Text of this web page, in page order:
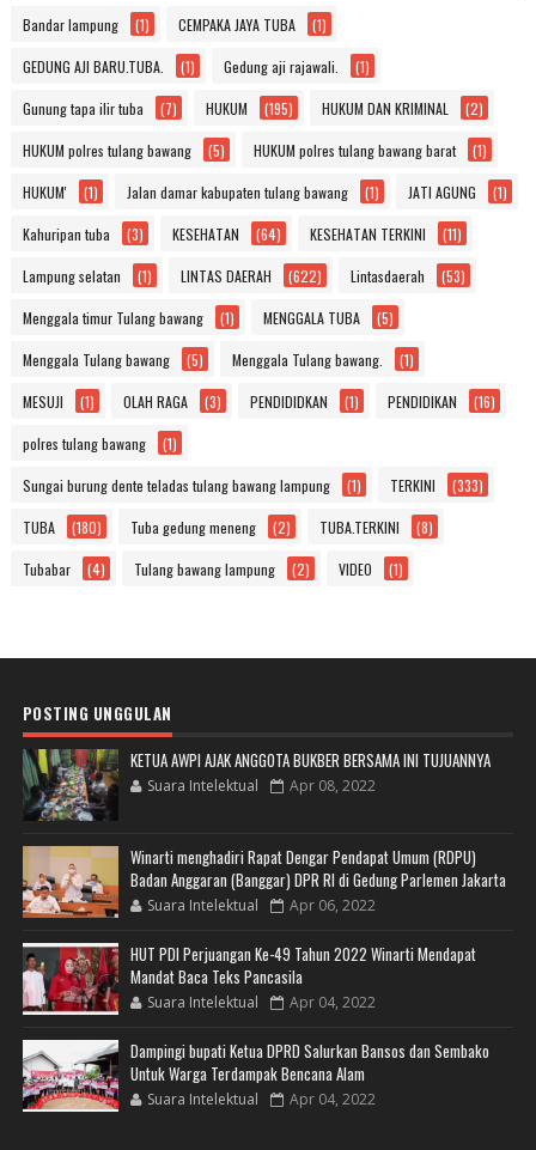
Bandar lampung (1) CEMPAKA JAYA TUBA (1)
GEDUNG AJI BARU.TUBA. (1) Gedung aji rajawali. (1)
Gunung tapa ilir tuba (7) HUKUM (195) HUKUM DAN KRIMINAL (2)
HUKUM polres tulang bawang (5) HUKUM polres tulang bawang barat (1)
HUKUM' (1) Jalan damar kabupaten tulang bawang (1) JATI AGUNG (1)
Kahuripan tuba (3) KESEHATAN (64) KESEHATAN TERKINI (11)
Lampung selatan (1) LINTAS DAERAH (622) Lintasdaerah (53)
Menggala timur Tulang bawang (1) MENGGALA TUBA (5)
Menggala Tulang bawang (5) Menggala Tulang bawang. (1)
MESUJI (1) OLAH RAGA (3) PENDIDIDKAN (1) PENDIDIKAN (16)
polres tulang bawang (1)
Sungai burung dente teladas tulang bawang lampung (1) TERKINI (333)
TUBA (180) Tuba gedung meneng (2) TUBA.TERKINI (8)
Tubabar (4) Tulang bawang lampung (2) VIDEO (1)
POSTING UNGGULAN
KETUA AWPI AJAK ANGGOTA BUKBER BERSAMA INI TUJUANNYA
Suara Intelektual Apr 08, 2022
Winarti menghadiri Rapat Dengar Pendapat Umum (RDPU)
Badan Anggaran (Banggar) DPR RI di Gedung Parlemen Jakarta
Suara Intelektual Apr 06, 2022
HUT PDI Perjuangan Ke-49 Tahun 2022 Winarti Mendapat
Mandat Baca Teks Pancasila
Suara Intelektual Apr 04, 2022
Dampingi bupati Ketua DPRD Salurkan Bansos dan Sembako
Untuk Warga Terdampak Bencana Alam
Suara Intelektual Apr 04, 2022